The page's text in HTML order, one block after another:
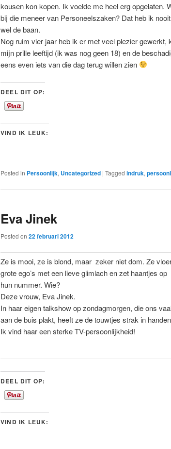
kousen kon kopen. Ik voelde me heel erg opgelaten.
bij die meneer van Personeelszaken? Dat heb ik
wel de baan.
Nog ruim vier jaar heb ik er met veel plezier
mijn prille leeftijd (ik was nog geen 18) en de
eens even iets van die dag terug willen zien
DEEL DIT OP:
VIND IK LEUK:
Posted in Persoonlijk, Uncategorized | Tagged indruk,
Eva Jinek
Posted on 22 februari 2012
Ze is mooi, ze is blond, maar zeker niet dom. Ze
grote ego’s met een lieve glimlach en zet haantjes op
hun nummer. Wie?
Deze vrouw, Eva Jinek.
In haar eigen talkshow op zondagmorgen, die ons
aan de buis plakt, heeft ze de touwtjes strak in
Ik vind haar een sterke TV-persoonlijkheid!
DEEL DIT OP:
VIND IK LEUK: